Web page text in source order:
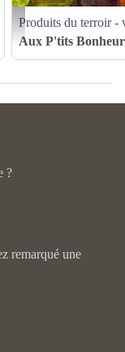
AUX P'TITS
Produits du terroir -
Aux P'tits
?
remarqué une